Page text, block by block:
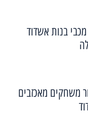
בנות אשדוד
משחקים מאכזבים